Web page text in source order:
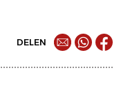
DELEN